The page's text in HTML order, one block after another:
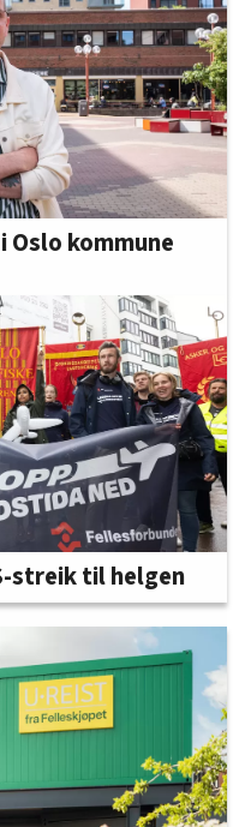
Oslo kommune
streik til helgen